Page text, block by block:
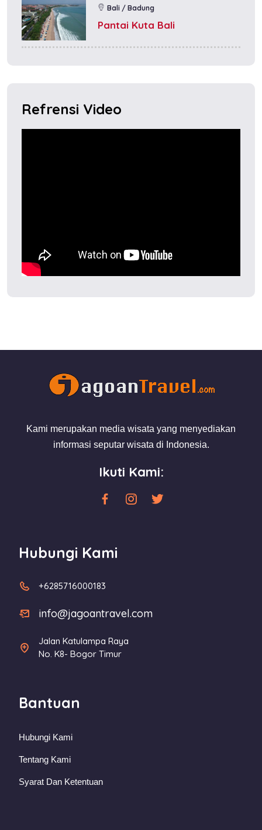
Bali / Badung
Pantai Kuta Bali
Refrensi Video
Kami merupakan media wisata yang menyediakan
informasi seputar wisata di Indonesia.
Ikuti Kami:
Hubungi Kami
+6285716000183
info@jagoantravel.com
Jalan Katulampa Raya
No. K8- Bogor Timur
Bantuan
Hubungi Kami
Tentang Kami
Syarat Dan Ketentuan